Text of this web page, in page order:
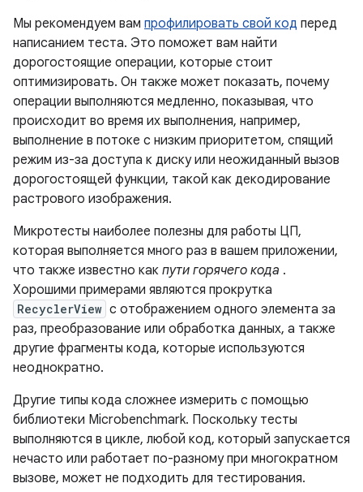
Мы рекомендуем вам профилировать свой код перед
написанием теста. Это поможет вам найти
дорогостоящие операции, которые стоит
оптимизировать. Он также может показать, почему
операции выполняются медленно, показывая, что
происходит во время их выполнения, например,
выполнение в потоке с низким приоритетом, спящий
режим из-за доступа к диску или неожиданный вызов
дорогостоящей функции, такой как декодирование
растрового изображения.
Микротесты наиболее полезны для работы ЦП,
которая выполняется много раз в вашем приложении,
что также известно как пути горячего кода .
Хорошими примерами являются прокрутка
RecyclerView с отображением одного элемента за
раз, преобразование или обработка данных, а также
другие фрагменты кода, которые используются
неоднократно.
Другие типы кода сложнее измерить с помощью
библиотеки Microbenchmark. Поскольку тесты
выполняются в цикле, любой код, который запускается
нечасто или работает по-разному при многократном
вызове, может не подходить для тестирования.